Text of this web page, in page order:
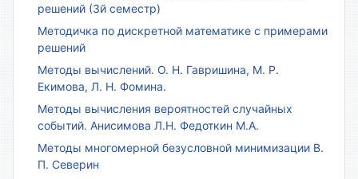
решений (3й семестр)
Методичка по дискретной математике с примерами
решений
Методы вычислений. О. Н. Гавришина, М. Р.
Екимова, Л. Н. Фомина.
Методы вычисления вероятностей случайных
событий. Анисимова Л.Н. Федоткин М.А.
Методы многомерной безусловной минимизации В.
П. Северин